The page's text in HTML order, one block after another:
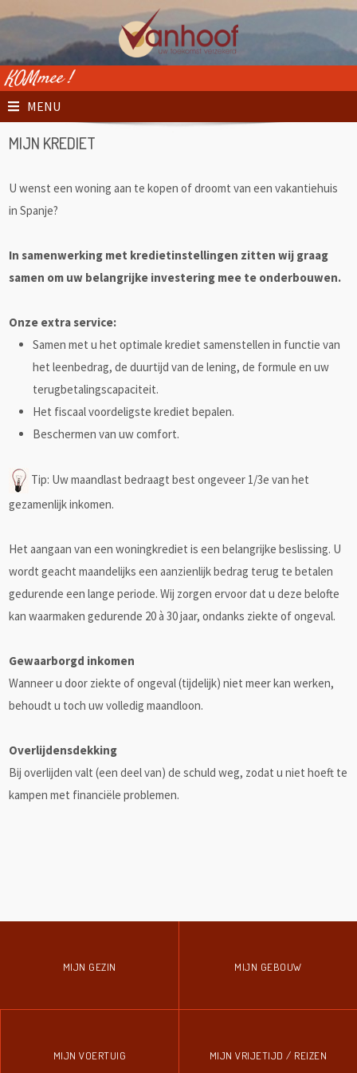
MENU
MIJN KREDIET
U wenst een woning aan te kopen of droomt van een vakantiehuis
in Spanje?
In samenwerking met kredietinstellingen zitten wij graag
samen om uw belangrijke investering mee te onderbouwen.
Onze extra service:
Samen met u het optimale krediet samenstellen in functie van
het leenbedrag, de duurtijd van de lening, de formule en uw
terugbetalingscapaciteit.
Het fiscaal voordeligste krediet bepalen.
Beschermen van uw comfort.
Tip: Uw maandlast bedraagt best ongeveer 1/3e van het
gezamenlijk inkomen.
Het aangaan van een woningkrediet is een belangrijke beslissing. U
wordt geacht maandelijks een aanzienlijk bedrag terug te betalen
gedurende een lange periode. Wij zorgen ervoor dat u deze belofte
kan waarmaken gedurende 20 à 30 jaar, ondanks ziekte of ongeval.
Gewaarborgd inkomen
Wanneer u door ziekte of ongeval (tijdelijk) niet meer kan werken,
behoudt u toch uw volledig maandloon.
Overlijdensdekking
Bij overlijden valt (een deel van) de schuld weg, zodat u niet hoeft te
kampen met financiële problemen.
MIJN GEZIN MIJN GEBOUW
MIJN VOERTUIG MIJN VRIJETIJD / REIZEN